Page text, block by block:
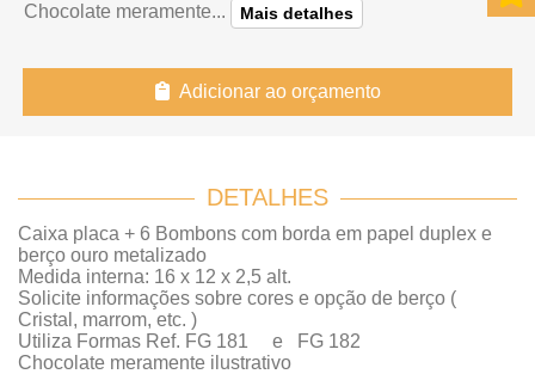
Chocolate meramente...
Mais detalhes
Adicionar ao orçamento
DETALHES
Caixa placa + 6 Bombons com borda em papel duplex e
berço ouro metalizado
Medida interna: 16 x 12 x 2,5 alt.
Solicite informações sobre cores e opção de berço (
Cristal, marrom, etc. )
Utiliza Formas Ref. FG 181 e FG 182
Chocolate meramente ilustrativo